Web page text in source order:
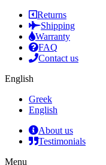
Returns
Shipping
Warranty
FAQ
Contact us
English
Greek
English
About us
Testimonials
Menu